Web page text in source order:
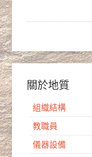
關於地質
組織結構
教職員
儀器設備